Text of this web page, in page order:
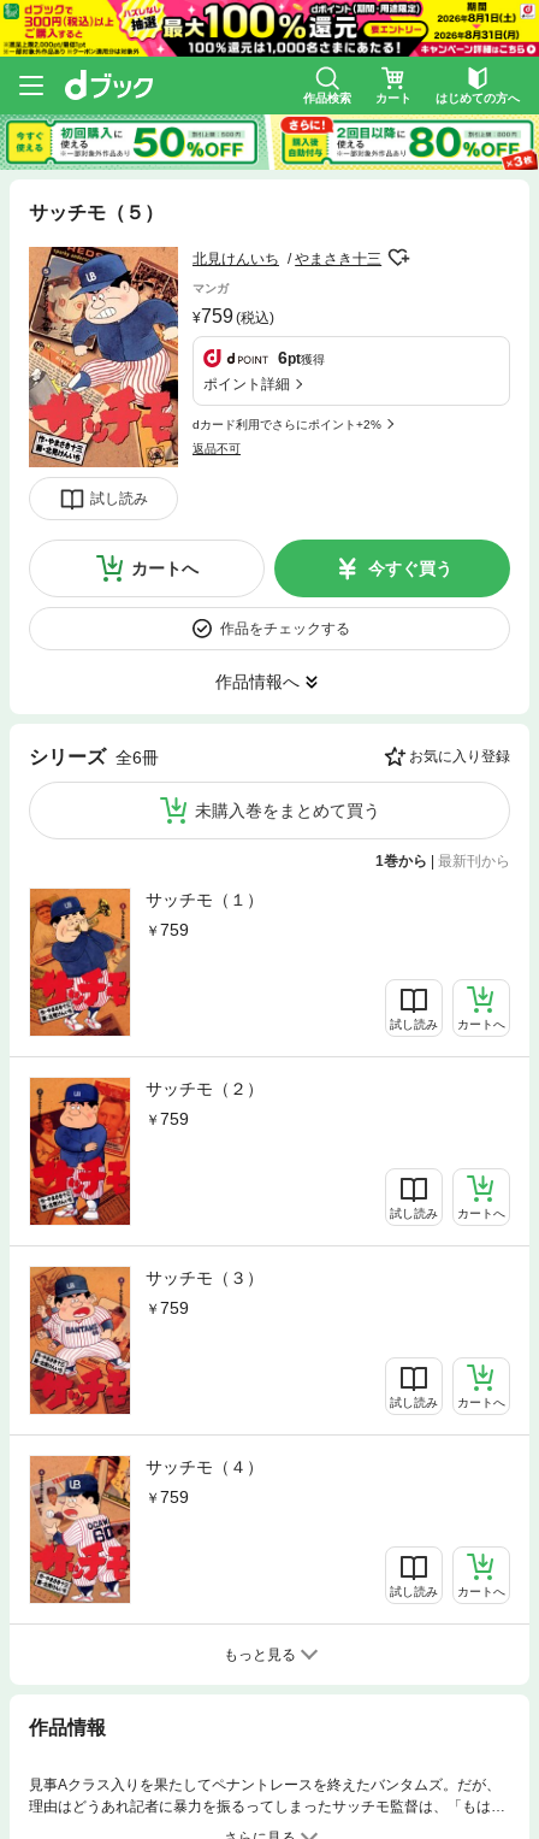
作品検索 カート はじめての方へ
サッチモ（５）
試し読み
北見けんいち やまさき十三
マンガ
759(税込)
6pt獲得
ポイント詳細
dカード利用でさらにポイント+2%
返品不可
カートへ 今すぐ買う
作品をチェックする
作品情報へ
シリーズ 全6冊 お気に入り登録
未購入巻をまとめて買う
1巻から | 最新刊から
サッチモ（１）
759
試し読み カートへ
サッチモ（２）
759
試し読み カートへ
サッチモ（３）
759
試し読み カートへ
サッチモ（４）
759
試し読み カートへ
もっと見る
作品情報
見事Aクラス入りを果たしてペナントレースを終えたバンタムズ。だが、
理由はどうあれ記者に暴力を振るってしまったサッチモ監督は、「もはや
これまで」とクビを覚悟で契約更新場へと向かう。しかし、そこでサッチ